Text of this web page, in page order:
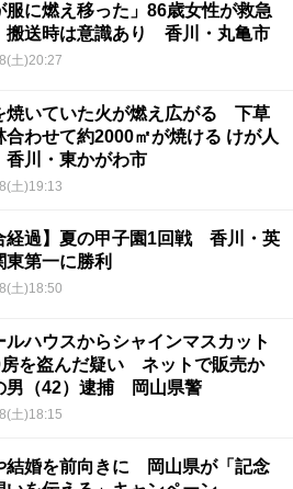
服に燃え移った」86歳女性が救急
送時は意識あり 香川・丸亀市
土)20:27
焼いていた火が燃え広がる 下草
合わせて約2000㎡が焼ける けが人
川・東かがわ市
土)19:13
経過】夏の甲子園1回戦 香川・英
東第一に勝利
土)18:50
ルハウスからシャインマスカット
房を盗んだ疑い ネットで販売か
男（42）逮捕 岡山県警
土)18:15
結婚を前向きに 岡山県が「記念